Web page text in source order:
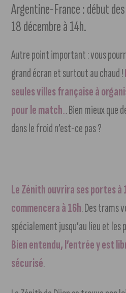
Argentine-France : début
18 décembre à 14h.
Autre point important : vous
grand écran et surtout au chaud !
seules villes française à
pour le match... Bien mieux que
dans le froid n’est-ce pas ?
Le Zénith ouvrira ses portes à
commencera à 16h. Des trams
spécialement jusqu’au lieu et
Bien entendu, l’entrée y est
sécurisé.